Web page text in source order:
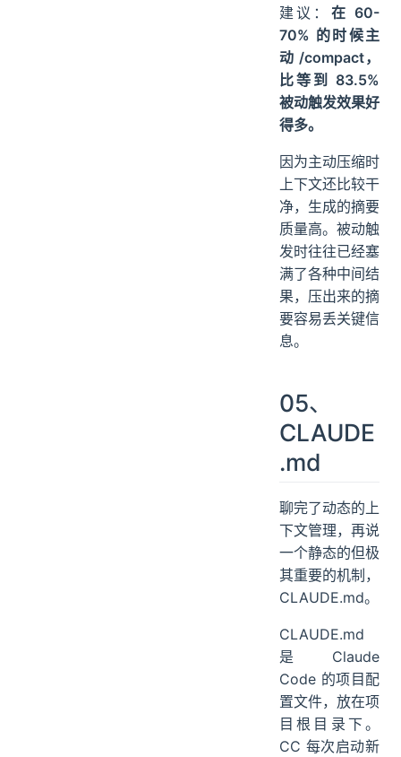
建议： 在 60-
70% 的时候主
动 /compact，
比等到 83.5%
被动触发效果好
得多。
因为主动压缩时
上下文还比较干
净，生成的摘要
质量高。被动触
发时往往已经塞
满了各种中间结
果，压出来的摘
要容易丢关键信
息。
05、
CLAUDE
.md
聊完了动态的上
下文管理，再说
一个静态的但极
其重要的机制，
CLAUDE.md。
CLAUDE.md
是 Claude
Code 的项目配
置文件，放在项
目根目录下。
CC 每次启动新